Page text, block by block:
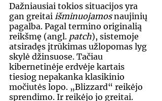
Dažniausiai tokios situacijos yra
gan greitai išminuojamos naujinių
pagalba. Pagal termino originalią
reikšmę (angl. patch), sistemoje
atsiradęs įtrūkimas užlopomas lyg
skylė džinsuose. Tačiau
kibernetinėje erdvėje kartais
tiesiog nepakanka klasikinio
močiutės lopo. „Blizzard“ reikėjo
sprendimo. Ir reikėjo jo greitai.